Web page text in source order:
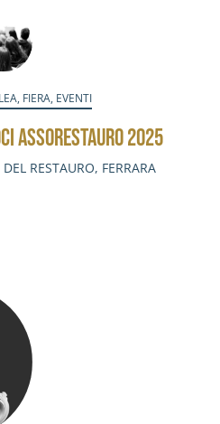
, FIERA, EVENTI
ASSORESTAURO 2025
RESTAURO, FERRARA